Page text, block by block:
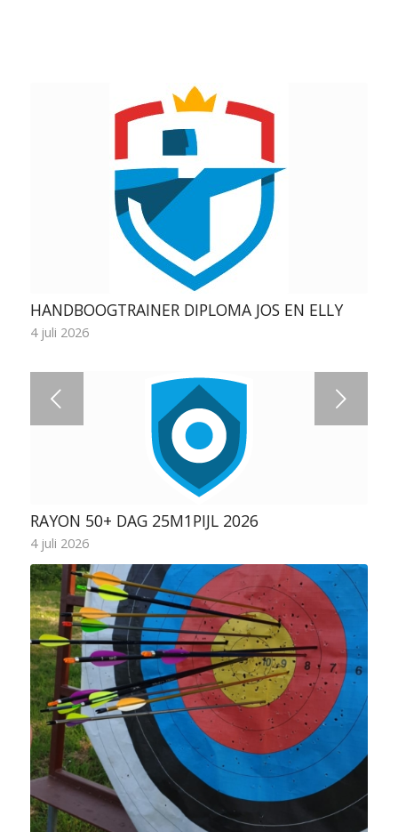
HANDBOOGTRAINER DIPLOMA JOS EN ELLY
4 juli 2026
RAYON 50+ DAG 25M1PIJL 2026
4 juli 2026
Volgende